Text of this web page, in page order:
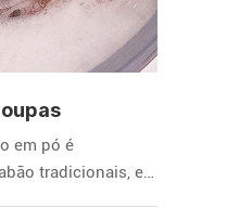
em pó é
tradicionais, e